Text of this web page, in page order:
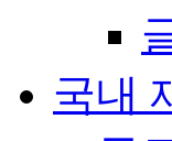
국내